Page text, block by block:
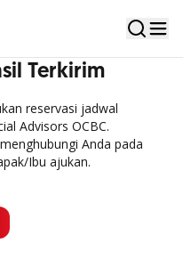
Terkirim
reservasi jadwal
Advisors OCBC.
Anda pada
Ibu ajukan.